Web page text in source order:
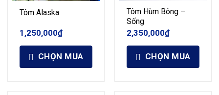
Tôm Alaska
1,250,000₫
CHỌN MUA
Tôm Hùm Bông –
Sống
2,350,000₫
CHỌN MUA